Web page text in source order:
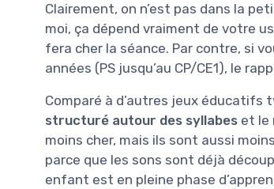
Clairement, on n’est pas dans la
moi, ça dépend vraiment de votre
fera cher la séance. Par contre, si
années (PS jusqu’au CP/CE1), le
Comparé à d’autres jeux éducatifs
structuré autour des syllabes et le
moins cher, mais ils sont aussi
parce que les sons sont déjà
enfant est en pleine phase